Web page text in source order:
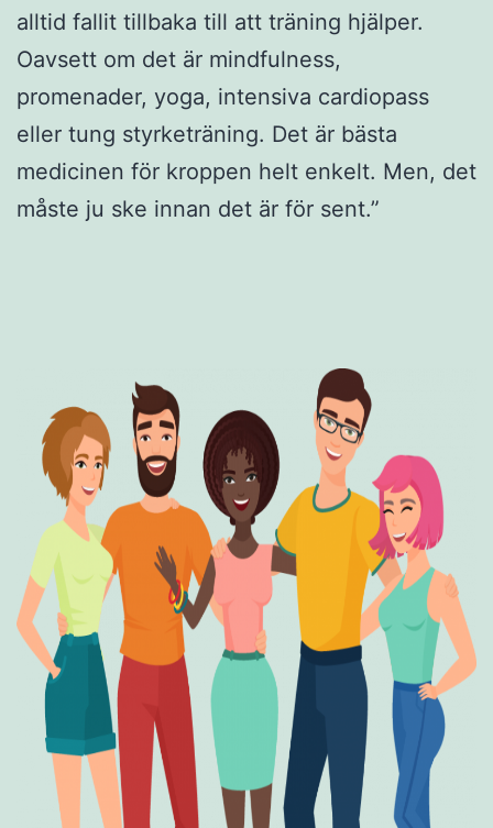
alltid fallit tillbaka till att träning hjälper.
Oavsett om det är mindfulness,
promenader, yoga, intensiva cardiopass
eller tung styrketräning. Det är bästa
medicinen för kroppen helt enkelt. Men, det
måste ju ske innan det är för sent.”